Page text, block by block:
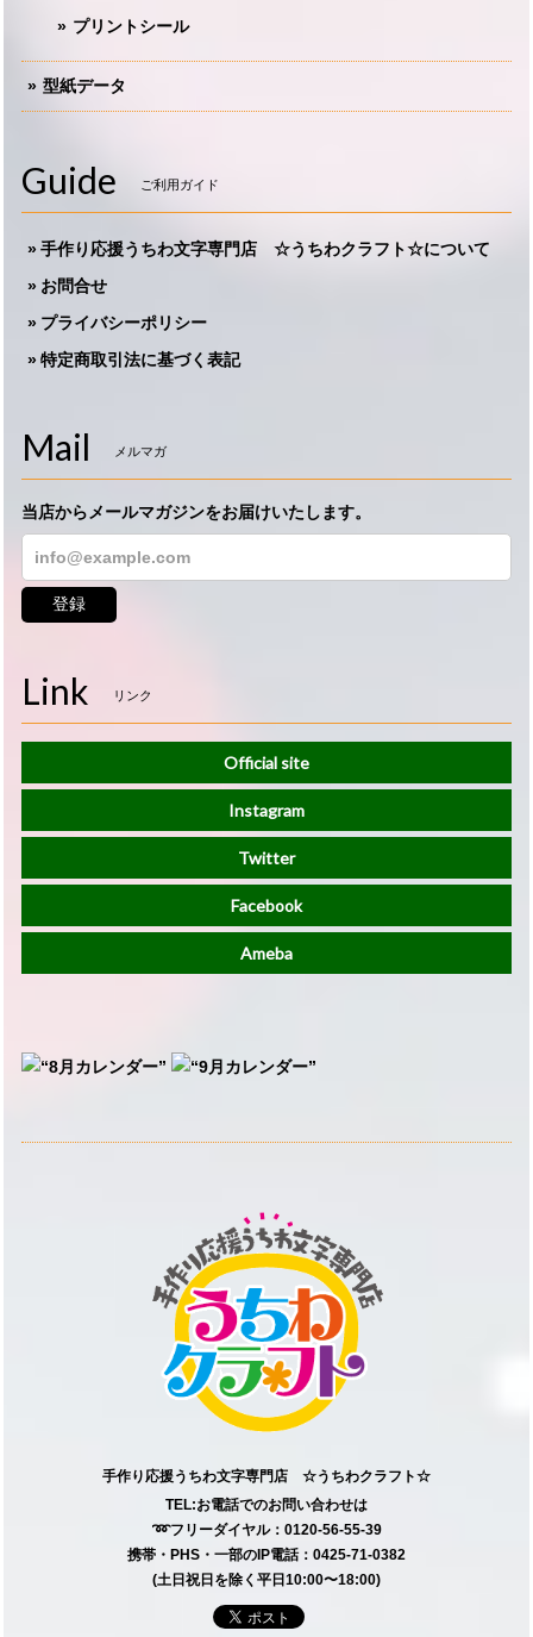
プリントシール
型紙データ
Guide ご利用ガイド
手作り応援うちわ文字専門店 ☆うちわクラフト☆について
お問合せ
プライバシーポリシー
特定商取引法に基づく表記
Mail メルマガ
当店からメールマガジンをお届けいたします。
登録
Link リンク
Official site
Instagram
Twitter
Facebook
Ameba
手作り応援うちわ文字専門店 ☆うちわクラフト☆
TEL:お電話でのお問い合わせは
➿フリーダイヤル：0120-56-55-39
携帯・PHS・一部のIP電話：0425-71-0382
(土日祝日を除く平日10:00〜18:00)